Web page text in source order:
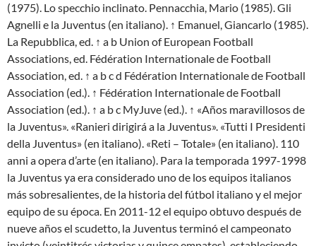
(1975). Lo specchio inclinato. Pennacchia, Mario (1985). Gli
Agnelli e la Juventus (en italiano). ↑ Emanuel, Giancarlo (1985).
La Repubblica, ed. ↑ a b Union of European Football
Associations, ed. Fédération Internationale de Football
Association, ed. ↑ a b c d Fédération Internationale de Football
Association (ed.). ↑ Fédération Internationale de Football
Association (ed.). ↑ a b c MyJuve (ed.). ↑ «Años maravillosos de
la Juventus». «Ranieri dirigirá a la Juventus». «Tutti I Presidenti
della Juventus» (en italiano). «Reti – Totale» (en italiano). 110
anni a opera d’arte (en italiano). Para la temporada 1997-1998
la Juventus ya era considerado uno de los equipos italianos
más sobresalientes, de la historia del fútbol italiano y el mejor
equipo de su época. En 2011-12 el equipo obtuvo después de
nueve años el scudetto, la Juventus terminó el campeonato